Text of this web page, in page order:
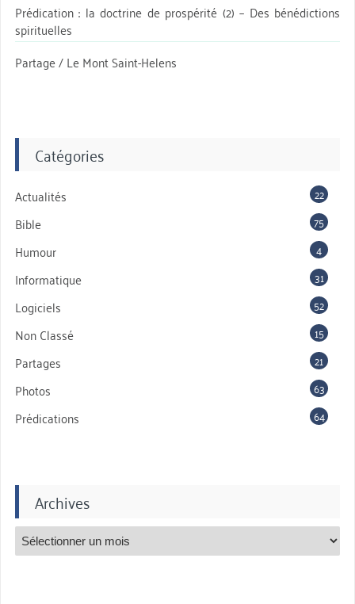
Prédication : la doctrine de prospérité (2) – Des bénédictions
spirituelles
Partage / Le Mont Saint-Helens
Catégories
Actualités 22
Bible 75
Humour 4
Informatique 31
Logiciels 52
Non Classé 15
Partages 21
Photos 63
Prédications 64
Archives